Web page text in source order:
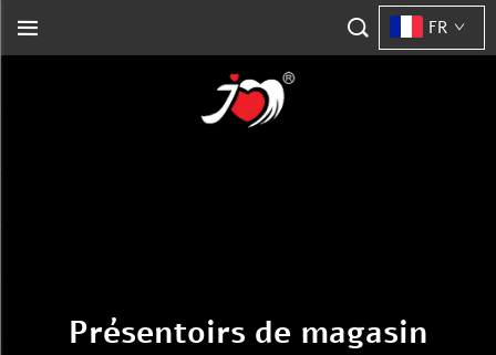
FR
Présentoirs de magasin